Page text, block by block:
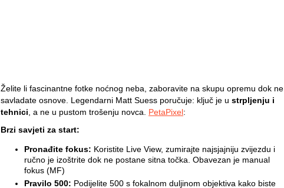
Želite li fascinantne fotke noćnog neba, zaboravite na skupu opremu dok ne
savladate osnove. Legendarni Matt Suess poručuje: ključ je u strpljenju i
tehnici , a ne u pustom trošenju novca. PetaPixel:
Brzi savjeti za start:
Pronađite fokus: Koristite Live View, zumirajte najsjajniju zvijezdu i
ručno je izoštrite dok ne postane sitna točka. Obavezan je manual
fokus (MF)
Pravilo 500: Podijelite 500 s fokalnom duljinom objektiva kako biste